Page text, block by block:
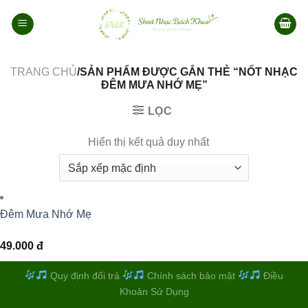
qua
TRANG CHỦ/SẢN PHẨM ĐƯỢC GẮN THẺ “NỐT NHẠC
ĐÊM MƯA NHỚ MẸ”
LỌC
Hiển thị kết quả duy nhất
Đêm Mưa Nhớ Mẹ
49.000 đ
Quy định đổi trả Chính sách bảo mật
Điều
Khoản Sử Dụng